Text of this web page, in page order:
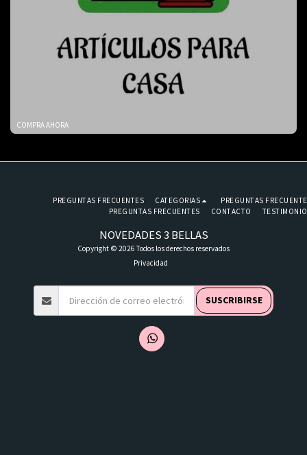
COMPRA AHORA
NOVEDADES 3 BELLAS
Copyright © 2026 Todos los derechos reservados
Privacidad
PREGUNTAS FRECUENTES CATEGORIAS
PREGUNTAS
PREGUNTAS FRECUENTES
CONTACTO
SUSCRIBIRSE